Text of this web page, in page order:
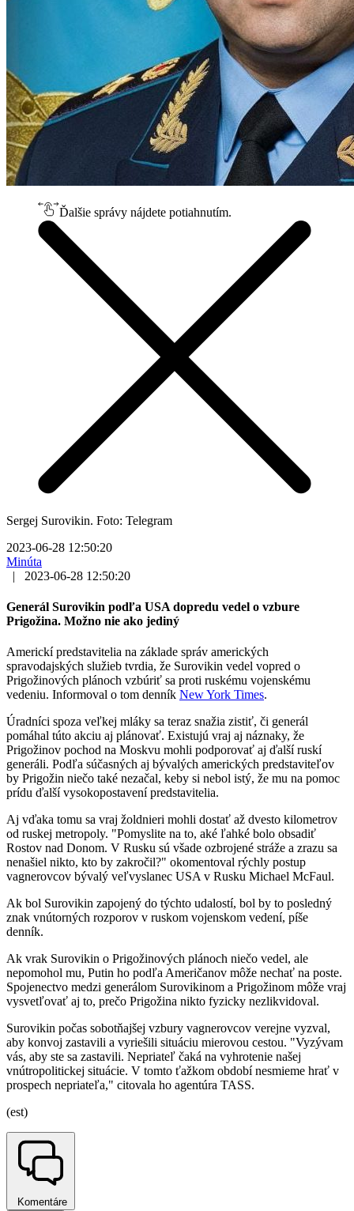
Ďalšie správy nájdete potiahnutím.
Sergej Surovikin. Foto: Telegram
2023-06-28 12:50:20
Minúta
|
2023-06-28 12:50:20
Generál Surovikin podľa USA dopredu vedel o vzbure
Prigožina. Možno nie ako jediný
Americkí predstavitelia na základe správ amerických
spravodajských služieb tvrdia, že Surovikin vedel vopred o
Prigožinových plánoch vzbúriť sa proti ruskému vojenskému
vedeniu. Informoval o tom denník New York Times.
Úradníci spoza veľkej mláky sa teraz snažia zistiť, či generál
pomáhal túto akciu aj plánovať. Existujú vraj aj náznaky, že
Prigožinov pochod na Moskvu mohli podporovať aj ďalší ruskí
generáli. Podľa súčasných aj bývalých amerických predstaviteľov
by Prigožin niečo také nezačal, keby si nebol istý, že mu na pomoc
prídu ďalší vysokopostavení predstavitelia.
Aj vďaka tomu sa vraj žoldnieri mohli dostať až dvesto kilometrov
od ruskej metropoly. "Pomyslite na to, aké ľahké bolo obsadiť
Rostov nad Donom. V Rusku sú všade ozbrojené stráže a zrazu sa
nenašiel nikto, kto by zakročil?" okomentoval rýchly postup
vagnerovcov bývalý veľvyslanec USA v Rusku Michael McFaul.
Ak bol Surovikin zapojený do týchto udalostí, bol by to posledný
znak vnútorných rozporov v ruskom vojenskom vedení, píše
denník.
Ak vrak Surovikin o Prigožinových plánoch niečo vedel, ale
nepomohol mu, Putin ho podľa Američanov môže nechať na poste.
Spojenectvo medzi generálom Surovikinom a Prigožinom môže vraj
vysvetľovať aj to, prečo Prigožina nikto fyzicky nezlikvidoval.
Surovikin počas sobotňajšej vzbury vagnerovcov verejne vyzval,
aby konvoj zastavili a vyriešili situáciu mierovou cestou. "Vyzývam
vás, aby ste sa zastavili. Nepriateľ čaká na vyhrotenie našej
vnútropolitickej situácie. V tomto ťažkom období nesmieme hrať v
prospech nepriateľa," citovala ho agentúra TASS.
(est)
Komentáre